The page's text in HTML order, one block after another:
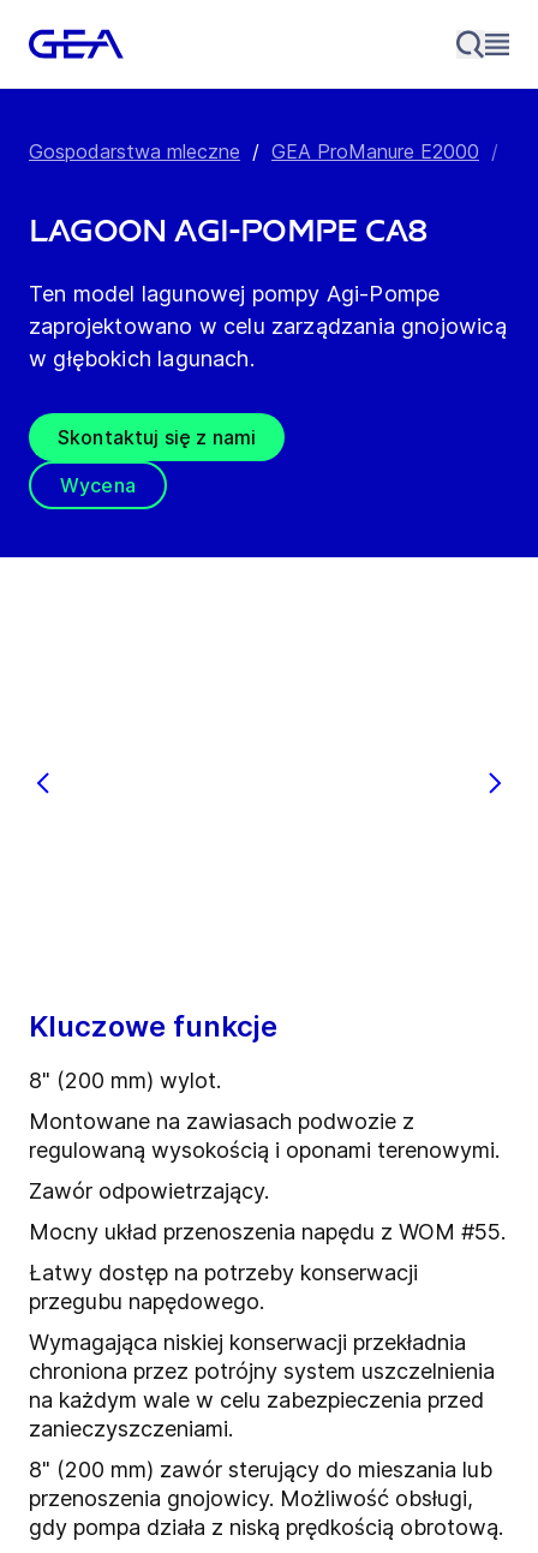
Gospodarstwa mleczne / GEA ProManure E2000 /
Lagoon Agi-Pompe CA8
Ten model lagunowej pompy Agi-Pompe
zaprojektowano w celu zarządzania gnojowicą
w głębokich lagunach.
Skontaktuj się z nami
Wycena
Kluczowe funkcje
8" (200 mm) wylot.
Montowane na zawiasach podwozie z
regulowaną wysokością i oponami terenowymi.
Zawór odpowietrzający.
Mocny układ przenoszenia napędu z WOM #55.
Łatwy dostęp na potrzeby konserwacji
przegubu napędowego.
Wymagająca niskiej konserwacji przekładnia
chroniona przez potrójny system uszczelnienia
na każdym wale w celu zabezpieczenia przed
zanieczyszczeniami.
8" (200 mm) zawór sterujący do mieszania lub
przenoszenia gnojowicy. Możliwość obsługi,
gdy pompa działa z niską prędkością obrotową.